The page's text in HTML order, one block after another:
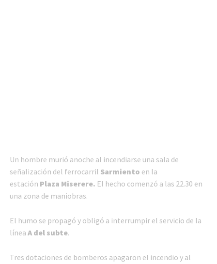
Un hombre murió anoche al incendiarse una sala de
señalización del ferrocarril Sarmiento en la
estación Plaza Miserere. El hecho comenzó a las 22.30 en
una zona de maniobras.
El humo se propagó y obligó a interrumpir el servicio de la
línea A del subte.
Tres dotaciones de bomberos apagaron el incendio y al